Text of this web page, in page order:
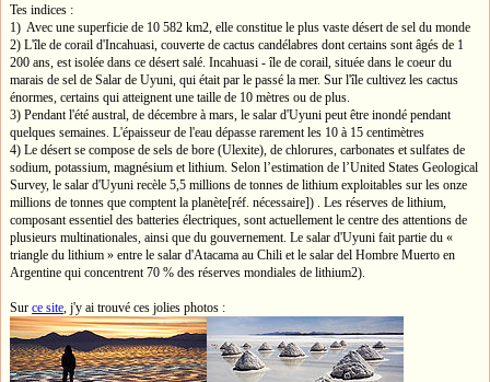
Tes indices :
1) Avec une superficie de 10 582 km2, elle constitue le plus vaste désert de sel du monde
2) L'île de corail d'Incahuasi, couverte de cactus candélabres dont certains sont âgés de 1
200 ans, est isolée dans ce désert salé. Incahuasi - île de corail, située dans le coeur du
marais de sel de Salar de Uyuni, qui était par le passé la mer. Sur l'île cultivez les cactus
énormes, certains qui atteignent une taille de 10 mètres ou de plus.
3) Pendant l'été austral, de décembre à mars, le salar d'Uyuni peut être inondé pendant
quelques semaines. L'épaisseur de l'eau dépasse rarement les 10 à 15 centimètres
4) Le désert se compose de sels de bore (Ulexite), de chlorures, carbonates et sulfates de
sodium, potassium, magnésium et lithium. Selon l’estimation de l’United States Geological
Survey, le salar d'Uyuni recèle 5,5 millions de tonnes de lithium exploitables sur les onze
millions de tonnes que comptent la planète[réf. nécessaire]) . Les réserves de lithium,
composant essentiel des batteries électriques, sont actuellement le centre des attentions de
plusieurs multinationales, ainsi que du gouvernement. Le salar d'Uyuni fait partie du «
triangle du lithium » entre le salar d'Atacama au Chili et le salar del Hombre Muerto en
Argentine qui concentrent 70 % des réserves mondiales de lithium2).
Sur ce site, j'y ai trouvé ces jolies photos :